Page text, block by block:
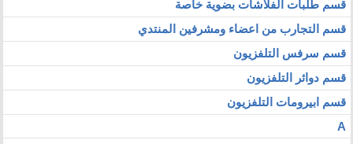
قسم طلبات الفلاشات بضوية خاصة
قسم التجارب من اعضاء ومشرفين المنتدي
قسم سرفس التلفزيون
قسم دوائر التلفزيون
قسم ابيرومات التلفزيون
A